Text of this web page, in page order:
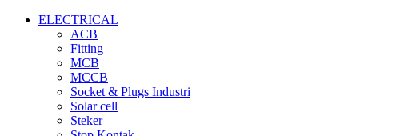
ELECTRICAL
ACB
Fitting
MCB
MCCB
Socket & Plugs Industri
Solar cell
Steker